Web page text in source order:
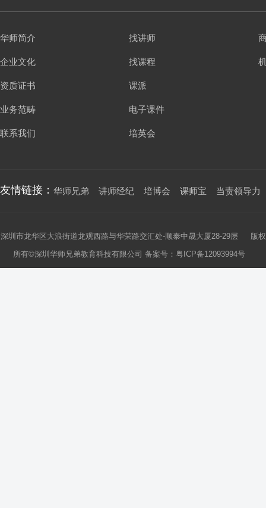
华师简介
企业文化
资质证书
业务范畴
联系我们
找讲师
找课程
课派
电子课件
培英会
友情链接： 华师兄弟 讲师经纪 培博会 课师宝 当责领导力
深圳市龙华区大浪街道龙观西路与华荣路交汇处-顺泰中晟大厦28-29层 版权
所有©深圳华师兄弟教育科技有限公司 备案号： 粤ICP备12093994号